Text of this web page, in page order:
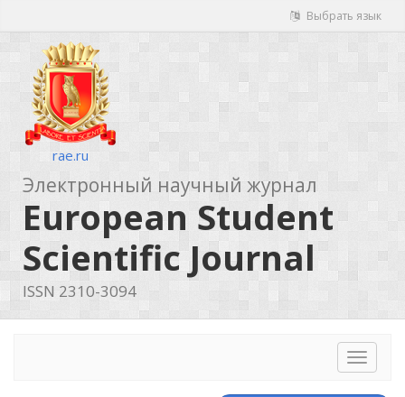
Выбрать язык
rae.ru
Электронный научный журнал
European Student
Scientific Journal
ISSN 2310-3094
Toggle